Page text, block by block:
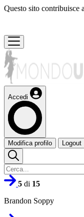
Questo sito contribuisce
Accedi
Modifica profilo Logout
5 di 15
Brandon Soppy